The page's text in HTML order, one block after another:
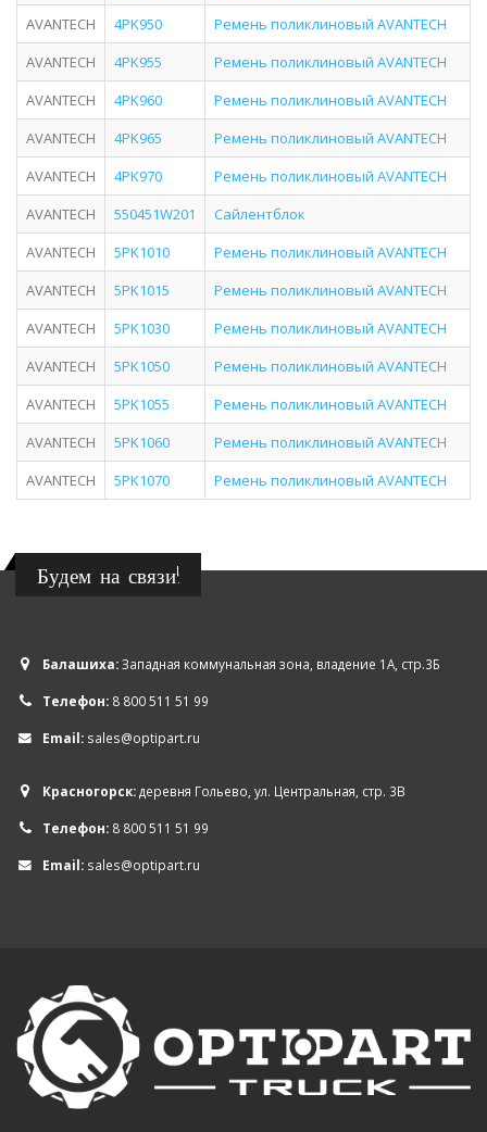
AVANTECH
4PK950
Ремень поликлиновый AVANTECH
AVANTECH
4PK955
Ремень поликлиновый AVANTECH
AVANTECH
4PK960
Ремень поликлиновый AVANTECH
AVANTECH
4PK965
Ремень поликлиновый AVANTECH
AVANTECH
4PK970
Ремень поликлиновый AVANTECH
AVANTECH
550451W201
Сайлентблок
AVANTECH
5PK1010
Ремень поликлиновый AVANTECH
AVANTECH
5PK1015
Ремень поликлиновый AVANTECH
AVANTECH
5PK1030
Ремень поликлиновый AVANTECH
AVANTECH
5PK1050
Ремень поликлиновый AVANTECH
AVANTECH
5PK1055
Ремень поликлиновый AVANTECH
AVANTECH
5PK1060
Ремень поликлиновый AVANTECH
AVANTECH
5PK1070 Ремень поликлиновый AVANTECH
Будем на связи!
Балашиха:Западная коммунальная зона, владение 1А, стр.3Б
Телефон: 8 800 511 51 99
Email: sales@optipart.ru
Красногорск:деревня Гольево, ул. Центральная, стр. 3В
Телефон: 8 800 511 51 99
Email: sales@optipart.ru